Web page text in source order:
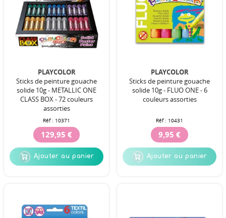
PLAYCOLOR
Sticks de peinture gouache
solide 10g - METALLIC ONE
CLASS BOX - 72 couleurs
assorties
Réf : 10371
129,95 €
Ajouter au panier
PLAYCOLOR
Sticks de peinture gouache
solide 10g - FLUO ONE - 6
couleurs assorties
Réf : 10431
9,95 €
Ajouter au panier